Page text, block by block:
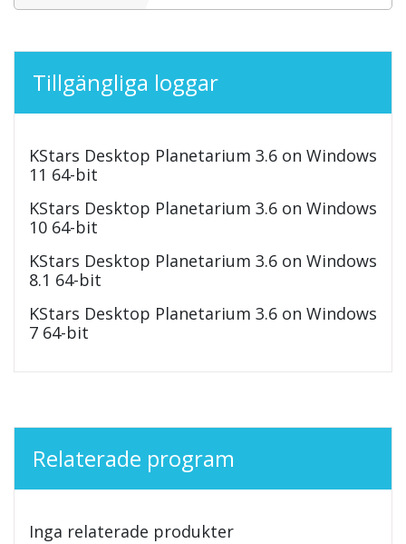
Tillgängliga loggar
KStars Desktop Planetarium 3.6 on Windows
11 64-bit
KStars Desktop Planetarium 3.6 on Windows
10 64-bit
KStars Desktop Planetarium 3.6 on Windows
8.1 64-bit
KStars Desktop Planetarium 3.6 on Windows
7 64-bit
Relaterade program
Inga relaterade produkter